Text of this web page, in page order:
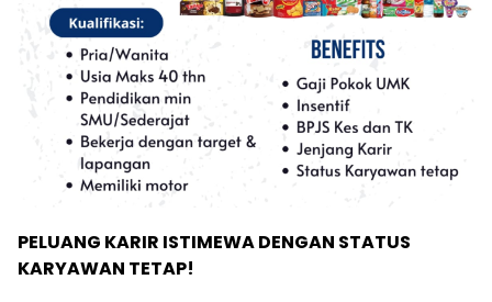
PELUANG KARIR ISTIMEWA DENGAN STATUS
KARYAWAN TETAP!